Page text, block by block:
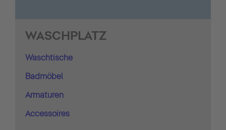
WASCHPLATZ
Waschtische
Badmöbel
Armaturen
Accessoires